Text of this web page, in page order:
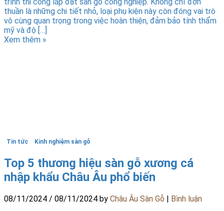
trình thi công lắp đặt sàn gỗ công nghiệp. Không chỉ đơn
thuần là những chi tiết nhỏ, loại phụ kiện này còn đóng vai trò
vô cùng quan trọng trong việc hoàn thiện, đảm bảo tính thẩm
mỹ và độ […]
Xem thêm »
Tin tức Kinh nghiệm sàn gỗ
Top 5 thương hiệu sàn gỗ xương cá
nhập khẩu Châu Âu phổ biến
08/11/2024 / 08/11/2024 by Châu Âu Sàn Gỗ
Bình luận